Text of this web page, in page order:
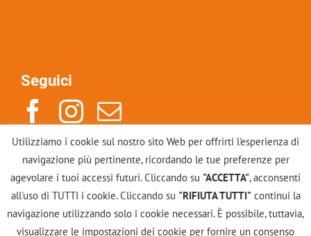
Seguici
Indirizzo: Via Po 14, 10123, Torino
Mail: info@scuolacounselinggestalt.it
Tel: +39 011883246
Utilizziamo i cookie sul nostro sito Web per offrirti l'esperienza di
navigazione più pertinente, ricordando le tue preferenze per
agevolare i tuoi accessi futuri. Cliccando su "ACCETTA", acconsenti
all'uso di TUTTI i cookie. Cliccando su "RIFIUTA TUTTI"continui la
navigazione utilizzando solo i cookie necessari. È possibile, tuttavia,
visualizzare le impostazioni dei cookie per fornire un consenso